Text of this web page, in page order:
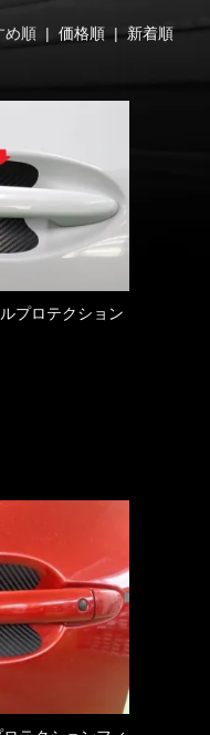
め順 | 価格順|新着順
プロテクション